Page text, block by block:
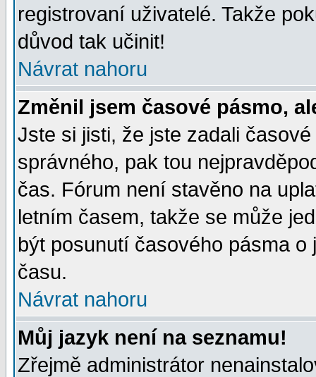
registrovaní uživatelé. Takže
důvod tak učinit!
Návrat nahoru
Změnil jsem časové pásmo,
Jste si jisti, že jste zadali
správného, pak tou
čas. Fórum není stavěno na
letním časem, takže se může
být posunutí časového pásma
času.
Návrat nahoru
Můj jazyk není na seznamu!
Zřejmě administrátor